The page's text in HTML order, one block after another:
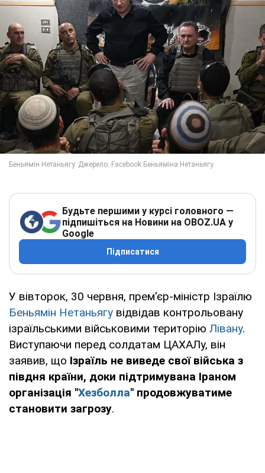
Будьте першими у курсі головного —
підпишіться на Новини на OBOZ.UA у
Google
Підписатися
У вівторок, 30 червня, прем'єр-міністр Ізраїлю
Беньямін Нетаньягу відвідав контрольовану
ізраїльськими військовими територію Лівану.
Виступаючи перед солдатам ЦАХАЛу, він
заявив, що Ізраїль не виведе свої війська з
півдня країни, доки підтримувана Іраном
організація "Хезболла" продовжуватиме
становити загрозу.